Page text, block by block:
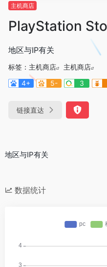
主机商店
PlayStation
地区与IP有关
标签： 主机商店
主机商店
4+
5- 3
链接直达
地区与IP有关
数据统计